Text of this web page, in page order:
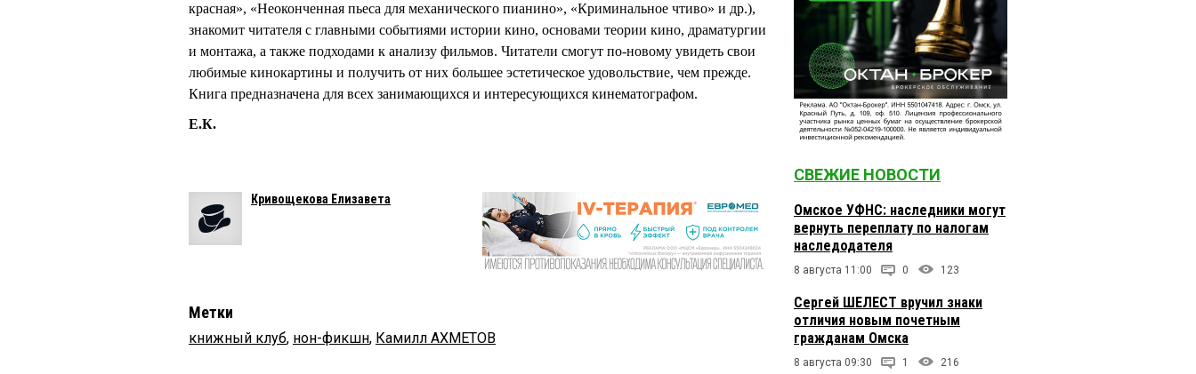
красная», «Неоконченная пьеса для механического пианино», «Криминальное чтиво» и др.),
знакомит читателя с главными событиями истории кино, основами теории кино, драматургии
и монтажа, а также подходами к анализу фильмов. Читатели смогут по-новому увидеть свои
любимые кинокартины и получить от них большее эстетическое удовольствие, чем прежде.
Книга предназначена для всех занимающихся и интересующихся кинематографом.
Е.К.
Кривощекова Елизавета
Метки
книжный клуб, нон-фикшн, Камилл АХМЕТОВ
СВЕЖИЕ НОВОСТИ
Омское УФНС: наследники могут
вернуть переплату по налогам
наследодателя
8 августа 11:00 0 123
Сергей ШЕЛЕСТ вручил знаки
отличия новым почетным
гражданам Омска
8 августа 09:30 1 216